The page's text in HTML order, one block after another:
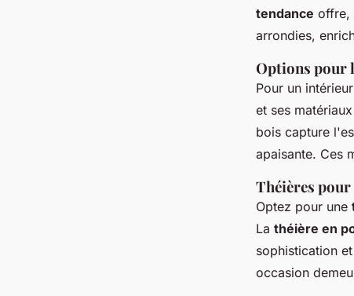
tendance offre,
arrondies,
Options pour
Pour un
et ses
bois capture
apaisante. Ces
Théières pour
Optez pour une
La théière en
sophistication
occasion